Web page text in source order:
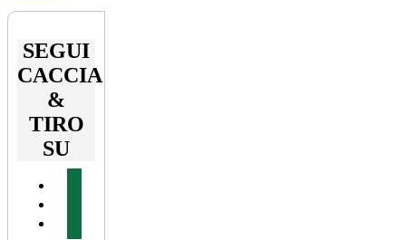
SEGUI
CACCIA
&
TIRO
SU